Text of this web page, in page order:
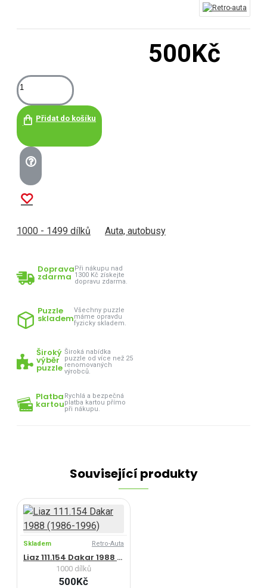
500Kč
Přidat do košíku
1000 - 1499 dílků Auta, autobusy
Doprava
zdarma
Při nákupu nad
1300 Kč získejte
dopravu zdarma.
Puzzle
skladem
Všechny puzzle
máme opravdu
fyzicky skladem.
Široký
výběr
puzzle
Široká nabídka
puzzle od více než 25
renomovaných
výrobců.
Platba
kartou
Rychlá a bezpečná
platba kartou přímo
při nákupu.
Související produkty
Skladem Retro-Auta
Liaz 111.154 Dakar 1988 (1986-1996)
1000 dílků
500Kč